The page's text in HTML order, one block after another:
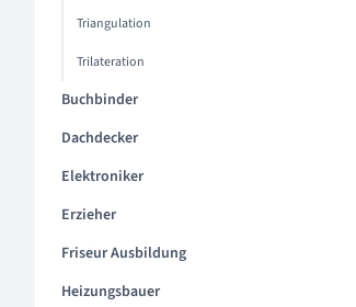
Triangulation
Trilateration
Buchbinder
Dachdecker
Elektroniker
Erzieher
Friseur Ausbildung
Heizungsbauer